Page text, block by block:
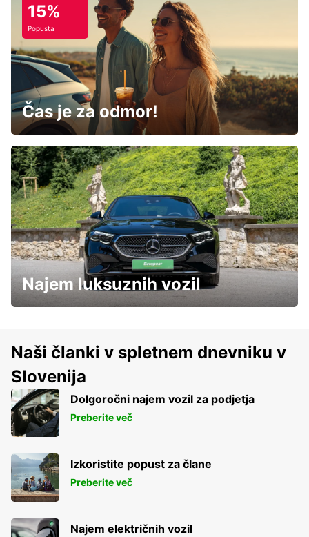
15%
Popusta
Čas je za odmor!
Najem luksuznih vozil
Naši članki v spletnem dnevniku v
Slovenija
Dolgoročni najem vozil za podjetja
Preberite več
Izkoristite popust za člane
Preberite več
Najem električnih vozil